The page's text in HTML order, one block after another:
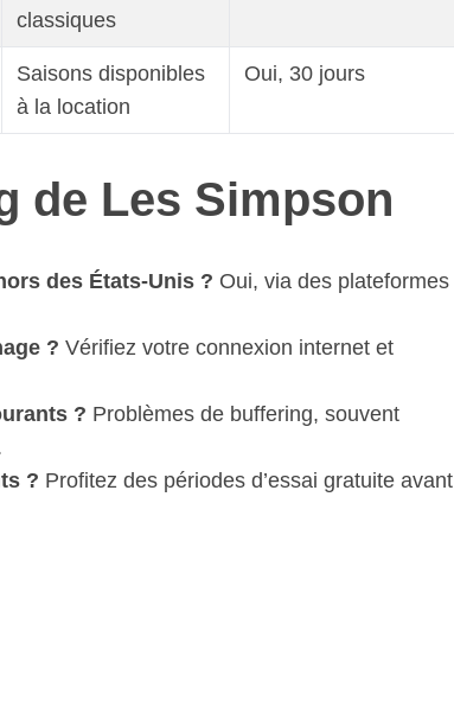
classiques
Saisons disponibles
à la location
Oui, 30 jours
de Les Simpson
des États-Unis ? Oui, via des plateformes
? Vérifiez votre connexion internet et
? Problèmes de buffering, souvent
? Profitez des périodes d’essai gratuite avant